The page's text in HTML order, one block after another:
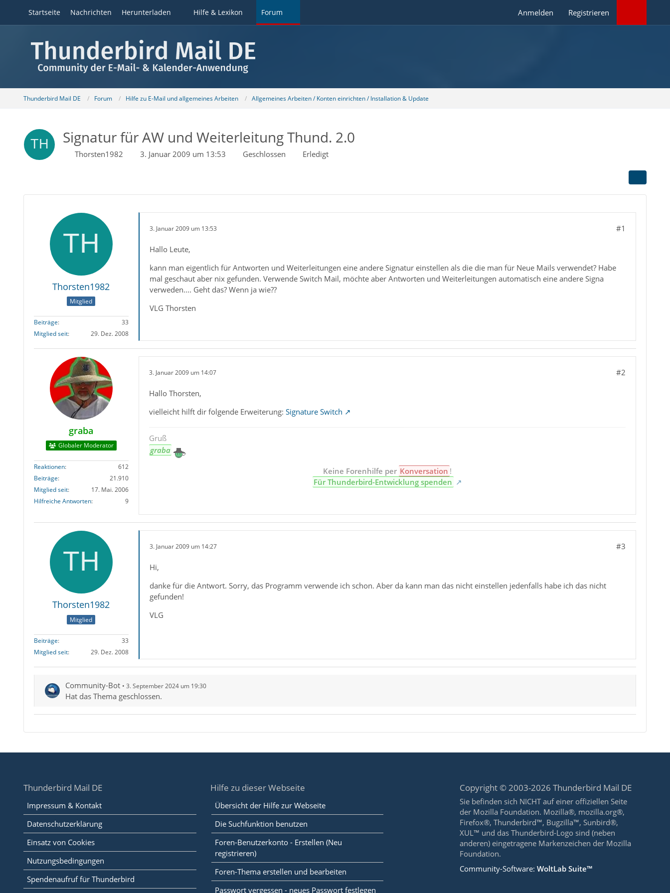
Startseite Nachrichten Herunterladen Hilfe & Lexikon Forum Anmelden Registrieren
Thunderbird Mail DE Forum Hilfe zu E-Mail und allgemeines Arbeiten Allgemeines Arbeiten / Konten einrichten / Installation & Update
Signatur für AW und Weiterleitung Thund. 2.0
Thorsten1982 3. Januar 2009 um 13:53 Geschlossen Erledigt
Thorsten1982
Mitglied
Beiträge
33
Mitglied seit
29. Dez. 2008
3. Januar 2009 um 13:53 #1
Hallo Leute,
kann man eigentlich für Antworten und Weiterleitungen eine andere Signatur einstellen als die die man für Neue Mails verwendet? Habe
mal geschaut aber nix gefunden. Verwende Switch Mail, möchte aber Antworten und Weiterleitungen automatisch eine andere Signa
verweden.... Geht das? Wenn ja wie??
VLG Thorsten
graba
Globaler Moderator
Reaktionen
612
Beiträge
21.910
Mitglied seit
17. Mai. 2006
Hilfreiche Antworten
9
3. Januar 2009 um 14:07 #2
Hallo Thorsten,
vielleicht hilft dir folgende Erweiterung: Signature Switch
Gruß
graba
Keine Forenhilfe per Konversation !
Für Thunderbird-Entwicklung spenden
Thorsten1982
Mitglied
Beiträge
33
Mitglied seit
29. Dez. 2008
3. Januar 2009 um 14:27 #3
Hi,
danke für die Antwort. Sorry, das Programm verwende ich schon. Aber da kann man das nicht einstellen jedenfalls habe ich das nicht
gefunden!
VLG
Community-Bot 3. September 2024 um 19:30
Hat das Thema geschlossen.
Thunderbird Mail DE
Impressum & Kontakt
Datenschutzerklärung
Einsatz von Cookies
Nutzungsbedingungen
Spendenaufruf für Thunderbird
Hilfe zu dieser Webseite
Übersicht der Hilfe zur Webseite
Die Suchfunktion benutzen
Foren-Benutzerkonto - Erstellen (Neu
registrieren)
Foren-Thema erstellen und bearbeiten
Passwort vergessen - neues Passwort festlegen
Copyright © 2003-2026 Thunderbird Mail DE
Sie befinden sich NICHT auf einer offiziellen Seite
der Mozilla Foundation. Mozilla®, mozilla.org®,
Firefox®, Thunderbird™, Bugzilla™, Sunbird®,
XUL™ und das Thunderbird-Logo sind (neben
anderen) eingetragene Markenzeichen der Mozilla
Foundation.
Community-Software:WoltLab Suite™